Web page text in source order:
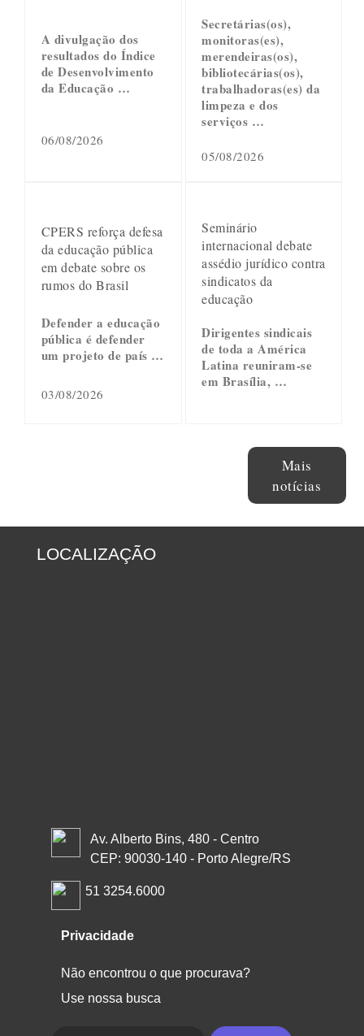
A divulgação dos
resultados do Índice
de Desenvolvimento
da Educação …
06/08/2026
Secretárias(os),
monitoras(es),
merendeiras(os),
bibliotecárias(os),
trabalhadoras(es) da
limpeza e dos
serviços …
05/08/2026
CPERS reforça defesa
da educação pública
em debate sobre os
rumos do Brasil
Defender a educação
pública é defender
um projeto de país …
03/08/2026
Seminário
internacional debate
assédio jurídico contra
sindicatos da
educação
Dirigentes sindicais
de toda a América
Latina reuniram-se
em Brasília, …
Mais
notícias
LOCALIZAÇÃO
Av. Alberto Bins, 480 - Centro
CEP: 90030-140 - Porto Alegre/RS
51 3254.6000
Privacidade
Não encontrou o que procurava?
Use nossa busca